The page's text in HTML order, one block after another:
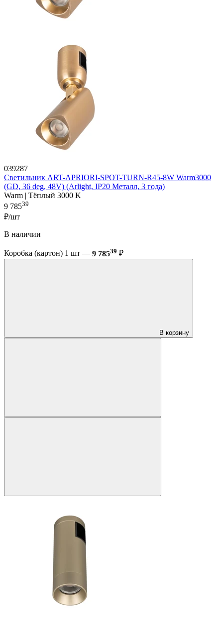
039287
Светильник ART-APRIORI-SPOT-TURN-R45-8W Warm3000
(GD, 36 deg, 48V) (Arlight, IP20 Металл, 3 года)
Warm | Тёплый 3000 K
9 78539
₽/шт
В наличии
Коробка (картон) 1 шт — 9 78539 ₽
В корзину